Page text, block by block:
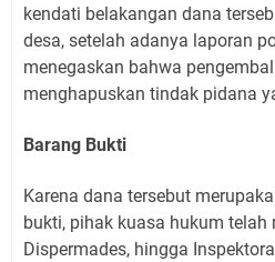
kendati belakangan dana
desa, setelah adanya laporan
menegaskan bahwa
menghapuskan tindak pidana
Barang Bukti
Karena dana tersebut
bukti, pihak kuasa hukum telah
Dispermades, hingga